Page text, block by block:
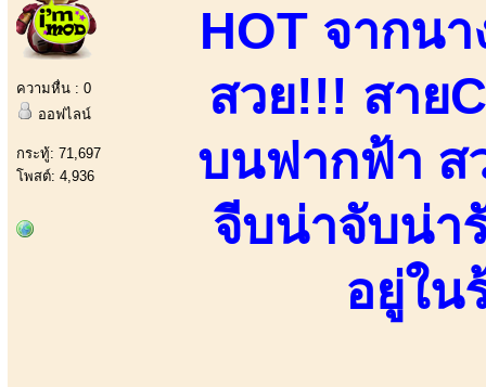
ความหื่น : 0
ออฟไลน์
กระทู้: 71,697
โพสต์: 4,936
HOT จากน
สวย!!! สาย
บนฟากฟ้า ส
จีบน่าจับน่า
อยู่ใน